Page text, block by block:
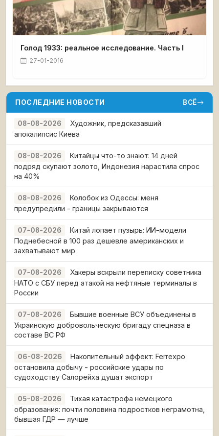
Голод 1933: реальное исследование. Часть I
27-01-2016
ПОСЛЕДНИЕ НОВОСТИ ВСЁ
08-08-2026
Художник, предсказавший
апокалипсис Киева
08-08-2026
Китайцы что-то знают: 14 дней
подряд скупают золото, Индонезия нарастила спрос
на 40%
08-08-2026
Колобок из Одессы: меня
предупредили - границы закрываются
07-08-2026
Китай лопает пузырь: ИИ-модели
Поднебесной в 100 раз дешевле американских и
захватывают мир
07-08-2026
Хакеры вскрыли переписку советника
НАТО с СБУ перед атакой на нефтяные терминалы в
России
07-08-2026
Бывшие военные ВСУ объединены в
Украинскую добровольческую бригаду спецназа в
составе ВС РФ
06-08-2026
Накопительный эффект: Ferrexpo
остановила добычу - российские удары по
судоходству Салорейха душат экспорт
05-08-2026
Тихая катастрофа немецкого
образования: почти половина подростков неграмотна,
бывшая ГДР — лучше